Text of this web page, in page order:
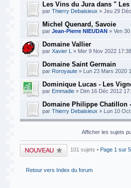
Les Vins du Jura dans "
par Thierry Debaisieux » Jeu 29
Michel Quenard, Savoie
par Jean-Pierre NIEUDAN » Ven
Domaine Vallier
par Xavier L » Mer 9 Nov 2022 17:38
Domaine Saint Germain
par Roroyaute » Lun 23 Mars 2020
Dominique Lucas - Les
par Emmadie » Dim 16 Déc 2012
Domaine Philippe Chatillon
par Thierry Debaisieux » Lun 10
Afficher les sujets
Publier un nouveau
sujet
101 sujets • Page 1 sur 5
Retour vers Index du forum